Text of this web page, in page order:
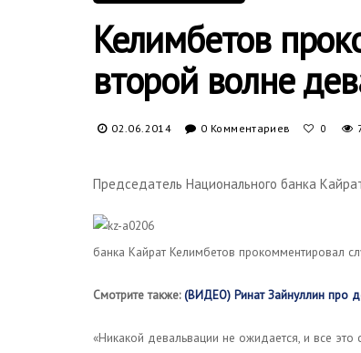
Келимбетов
второй волне
02.06.2014 0 Комментариев 0
Председатель Национального банка
банка Кайрат Келимбетов прокомментировал
Смотрите также: (ВИДЕО) Ринат Зайнуллин про
«Никакой девальвации не ожидается, и все